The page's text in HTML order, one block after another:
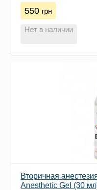
550 грн
Нет в наличии
Вторичная
Anesthetic Gel (30